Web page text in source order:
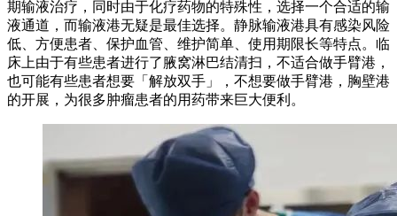
期输液治疗，同时由于化疗药物的特殊性，选择一个合适的输
液通道，而输液港无疑是最佳选择。静脉输液港具有感染风险
低、方便患者、保护血管、维护简单、使用期限长等特点。临
床上由于有些患者进行了腋窝淋巴结清扫，不适合做手臂港，
也可能有些患者想要「解放双手」，不想要做手臂港，胸壁港
的开展，为很多肿瘤患者的用药带来巨大便利。